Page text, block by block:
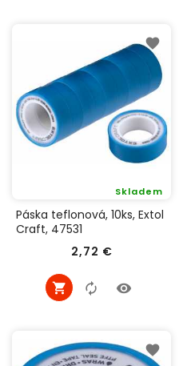
Páska teflonová, 10ks, Extol
Craft, 47531
2,72 €
Skladem
Cena